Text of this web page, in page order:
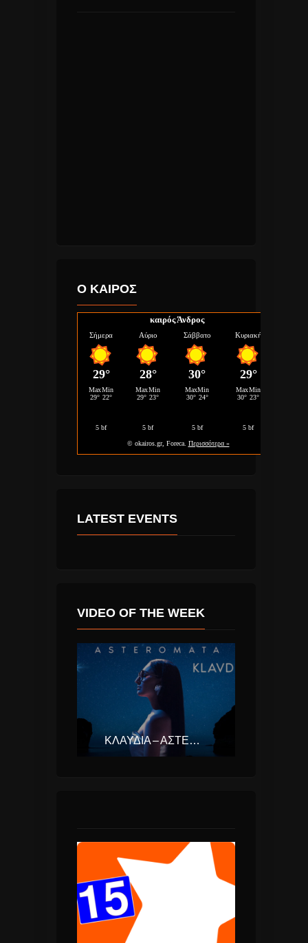
Ο ΚΑΙΡΟΣ
καιρός Άνδρος
LATEST EVENTS
VIDEO OF THE WEEK
ΚΛΑΥΔΊΑ – ΑΣΤΕΡΟΜΆΤΑ (EUROVISION ΕΛΛΆΔΑ 2025)